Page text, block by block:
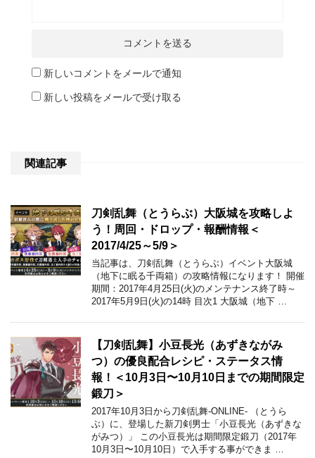
新しいコメントをメールで通知
新しい投稿をメールで受け取る
関連記事
刀剣乱舞（とうらぶ）大阪城を攻略しよ
う！周回・ドロップ・報酬情報＜
2017/4/25～5/9＞
当記事は、刀剣乱舞（とうらぶ）イベント大阪城
（地下に眠る千両箱）の攻略情報になります！ 開催
期間：2017年4月25日(火)のメンテナンス終了時～
2017年5月9日(火)の14時 目次1 大阪城（地下 …
【刀剣乱舞】小豆長光（あずきながみ
つ）の優良配合レシピ・ステータス情
報！＜10月3日〜10月10日までの期間限定
鍛刀＞
2017年10月3日から刀剣乱舞-ONLINE- （とうら
ぶ）に、登場した新刀剣男士「小豆長光（あずきな
がみつ）」 この小豆長光は期間限定鍛刀（2017年
10月3日〜10月10日）で入手する事ができま …